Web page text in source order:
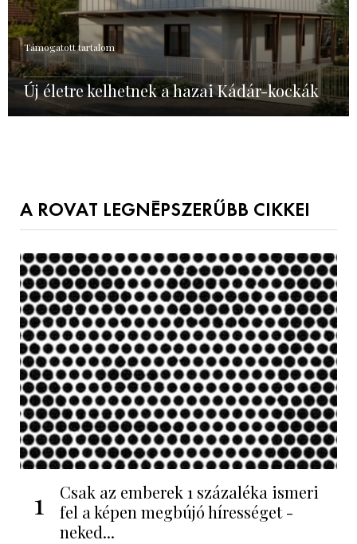
Támogatott tartalom
Új életre kelhetnek a hazai Kádár-kockák
A ROVAT LEGNÉPSZERŰBB CIKKEI
1
Csak az emberek 1 százaléka ismeri
fel a képen megbújó hírességet -
neked...